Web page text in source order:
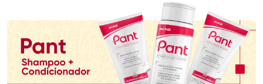
Promoção em Destaque